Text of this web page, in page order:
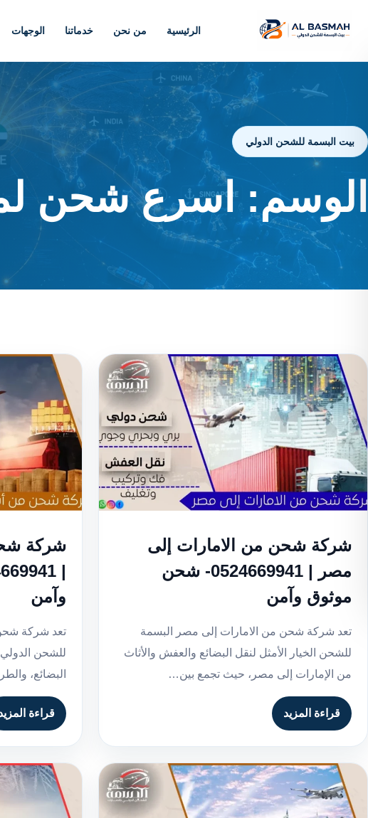
الرئيسية من نحن خدماتنا الوجهات
بيت البسمة للشحن الدولي
الوسم:اسرع شحن
شركة شحن من الامارات إلى
مصر | 0524669941- شحن
موثوق وآمن
تعد شركة شحن من الامارات إلى مصر البسمة
للشحن الخيار الأمثل لنقل البضائع والعفش والأثاث
من الإمارات إلى مصر، حيث تجمع بين…
قراءة المزيد
شركة
وآمن
تعد شركة
للشحن الدولي
البضائع،
قراءة